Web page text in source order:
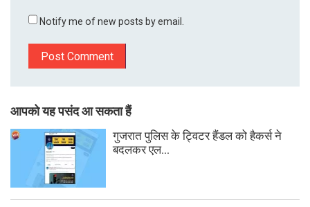
Notify me of new posts by email.
आपको यह पसंद आ सकता हैं
गुजरात पुलिस के ट्विटर हैंडल को हैकर्स ने
बदलकर एल...